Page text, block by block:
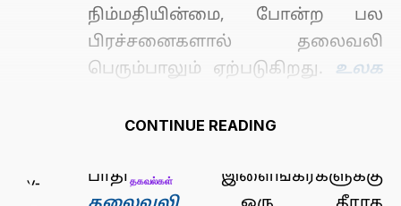
நிம்மதியின்மை, போன்ற பல
பிரச்சனைகளால் தலைவலி
பெரும்பாலும் ஏற்படுகிறது. உலக
கருத்தின் படி உலகில் உள்ள
பாதி இளைங்கர்களுக்கு
ஆண்களின் உடலில் நடக்கும் அந்த
தகவல்கள்
CONTINUE READING